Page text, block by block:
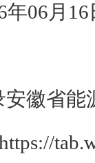
06月
安徽省